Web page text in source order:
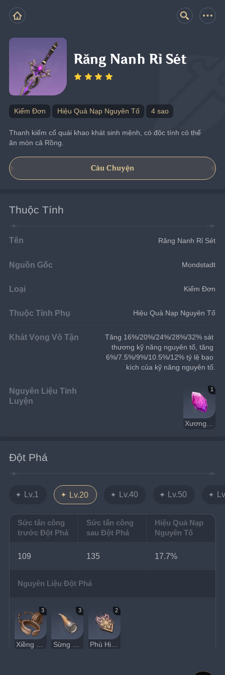
Răng Nanh Rỉ Sét
Kiếm Đơn Hiệu Quả Nạp Nguyên Tố 4 sao
Thanh kiếm cổ quái khao khát sinh mệnh, có độc tính có thể
ăn mòn cả Rồng.
Câu Chuyện
Thuộc Tính
Tên Răng Nanh Rỉ Sét
Nguồn Gốc Mondstadt
Loại Kiếm Đơn
Thuộc Tính Phụ Hiệu Quả Nạp Nguyên Tố
Khát Vọng Vô Tận
Tăng 16%/20%/24%/28%/32% sát
thương kỹ năng nguyên tố, tăng
6%/7.5%/9%/10.5%/12% tỷ lệ bạo
kích của kỹ năng nguyên tố.
Nguyên Liệu Tinh
Luyện
1
Xương Rồng Mục Nát
Đột Phá
Lv.1 Lv.20 Lv.40 Lv.50
Sức tấn công
trước Đột Phá
Sức tấn công
sau Đột Phá
Hiệu Quả Nạp
Nguyên Tố
109 135 17.7%
Nguyên Liệu Đột Phá
3
Xiềng Xích Đấu Sĩ Nanh Sư Tử
3
Sừng Nặng
2
Phù Hiệu Tân Binh